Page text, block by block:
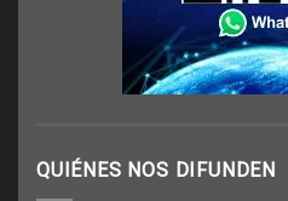
QUIÉNES NOS DIFUNDEN